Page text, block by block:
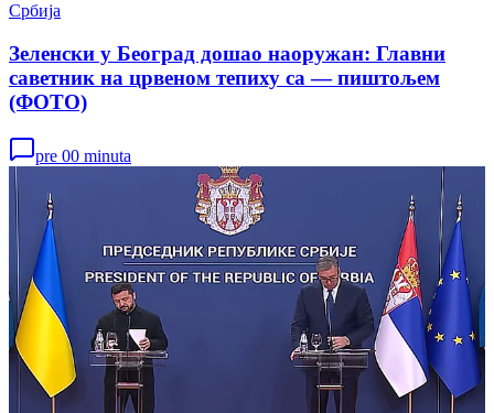
Србија
Зеленски у Београд дошао наоружан: Главни
саветник на црвеном тепиху са — пиштољем
(ФОТО)
pre 00 minuta